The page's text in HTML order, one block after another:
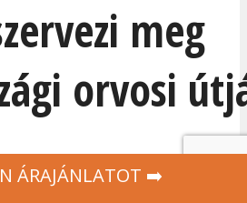
meg
orvosi
szeretnénk
ÁRAJÁNLATOT ➡️